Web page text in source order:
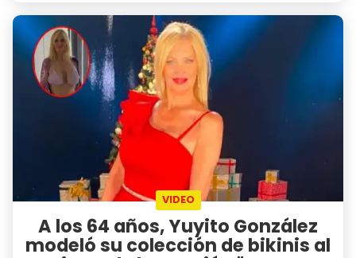
VIDEO
A los 64 años, Yuyito González
modeló su colección de bikinis al